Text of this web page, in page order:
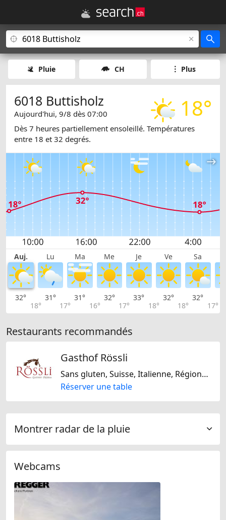
Pluie CH Plus
18°
6018 Buttisholz
Aujourd'hui, 9/8 dès 07:00
Dès 7 heures partiellement ensoleillé. Températures
entre 18 et 32 degrés.
Auj. Lu Ma Me Je Ve Sa
32°
18°
31°
17°
31°
16°
32°
17°
33°
18°
32°
18°
32°
17°
Restaurants recommandés
Gasthof Rössli
Sans gluten, Suisse, Italienne, Régionale
Réserver une table
Montrer radar de la pluie
Webcams